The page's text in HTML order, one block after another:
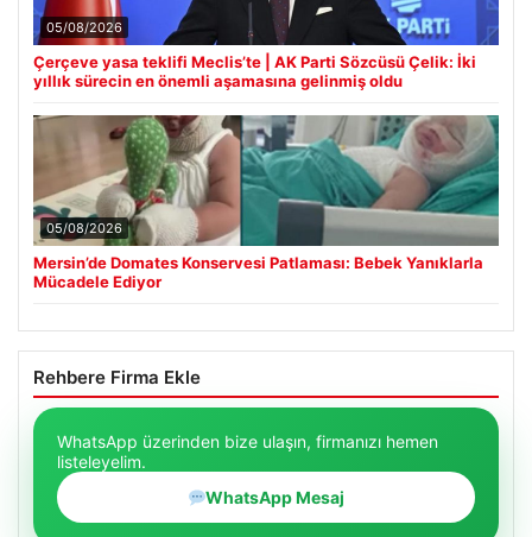
05/08/2026
Çerçeve yasa teklifi Meclis’te | AK Parti Sözcüsü Çelik: İki
yıllık sürecin en önemli aşamasına gelinmiş oldu
05/08/2026
Mersin’de Domates Konservesi Patlaması: Bebek Yanıklarla
Mücadele Ediyor
Rehbere Firma Ekle
WhatsApp üzerinden bize ulaşın, firmanızı hemen
listeleyelim.
WhatsApp Mesaj